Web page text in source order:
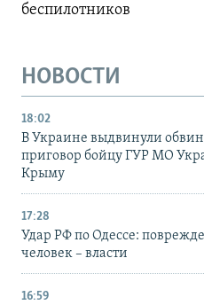
беспилотников
НОВОСТИ
18:02
В Украине выдвинули
приговор бойцу ГУР МО
Крыму
17:28
Удар РФ по Одессе:
человек – власти
16:59